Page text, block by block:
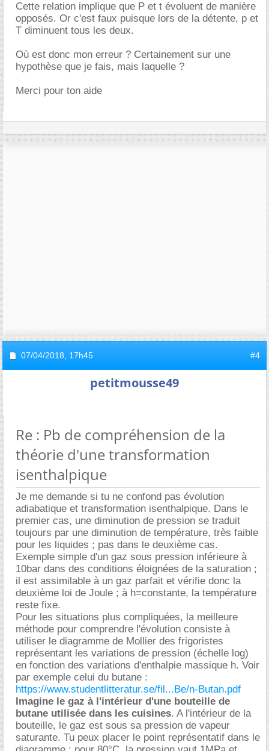
Cette relation implique que P et t évoluent de manière
opposés. Or c'est faux puisque lors de la détente, p et
T diminuent tous les deux.
Où est donc mon erreur ? Certainement sur une
hypothèse que je fais, mais laquelle ?
Merci pour ton aide
07/04/2018, 17h45 #4
petitmousse49
Re : Pb de compréhension de la
théorie d'une transformation
isenthalpique
Je me demande si tu ne confond pas évolution
adiabatique et transformation isenthalpique. Dans le
premier cas, une diminution de pression se traduit
toujours par une diminution de température, très faible
pour les liquides ; pas dans le deuxième cas.
Exemple simple d'un gaz sous pression inférieure à
10bar dans des conditions éloignées de la saturation ;
il est assimilable à un gaz parfait et vérifie donc la
deuxième loi de Joule ; à h=constante, la température
reste fixe.
Pour les situations plus compliquées, la meilleure
méthode pour comprendre l'évolution consiste à
utiliser le diagramme de Mollier des frigoristes
représentant les variations de pression (échelle log)
en fonction des variations d'enthalpie massique h. Voir
par exemple celui du butane :
https://www.studentlitteratur.se/fil...Be/n-Butan.pdf
Imagine le gaz à l'intérieur d'une bouteille de
butane utilisée dans les cuisines. A l'intérieur de la
bouteille, le gaz est sous sa pression de vapeur
saturante. Tu peux placer le point représentatif dans le